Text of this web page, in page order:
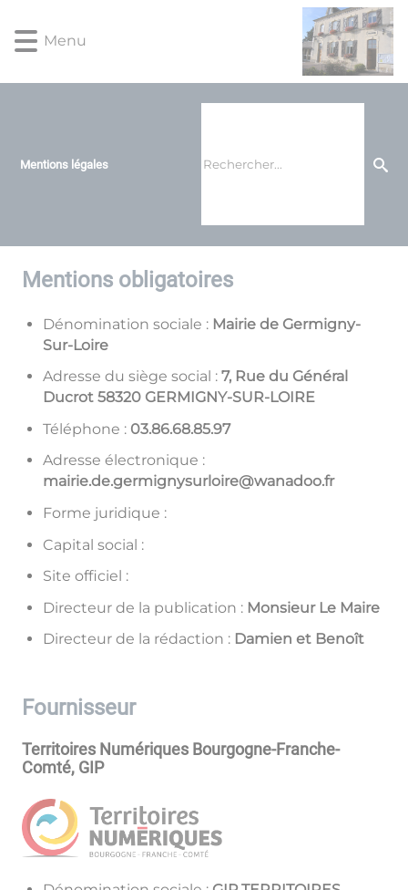
d'accès
rapide
d'accès
rapide
d'accès
rapide
d'accès
rapide
Menu
Mentions légales
Mentions obligatoires
Dénomination sociale : Mairie de Germigny-
Sur-Loire
Adresse du siège social : 7, Rue du Général
Ducrot 58320 GERMIGNY-SUR-LOIRE
Téléphone : 79.58.86.68.30
Adresse électronique :
rf.oodanaw@eriolrusyngimreg.ed.eiriam
Forme juridique :
Capital social :
Site officiel :
Directeur de la publication : Monsieur Le Maire
Directeur de la rédaction : Damien et Benoît
Fournisseur
Territoires Numériques Bourgogne-Franche-
Comté, GIP